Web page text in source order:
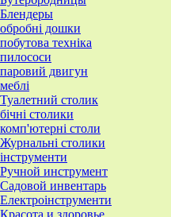
Блендеры
обробні дошки
побутова техніка
пилососи
паровий двигун
меблі
Туалетний столик
бічні столики
комп'ютерні столи
Журнальні столики
інструменти
Ручной инструмент
Садовой инвентарь
Електроінструменти